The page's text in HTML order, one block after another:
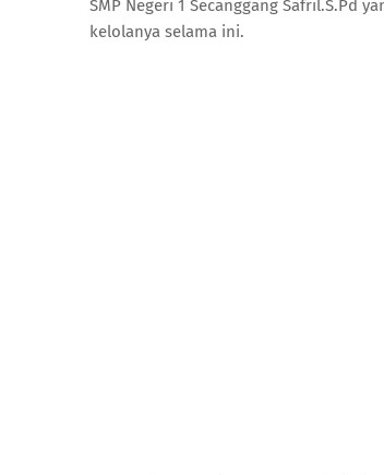
SMP Negeri 1 Secanggang Safril.S.Pd
kelolanya selama ini.